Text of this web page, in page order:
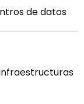
de datos